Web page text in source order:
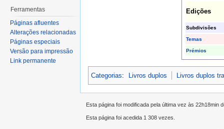
Edições
Subdivisões
Temas
Prémios
Categorias: Livros duplos Livros duplos
Ferramentas
Páginas afluentes
Alterações relacionadas
Páginas especiais
Versão para impressão
Link permanente
Esta página foi modificada pela última vez às 22h18min
Esta página foi acedida 1 308 vezes.